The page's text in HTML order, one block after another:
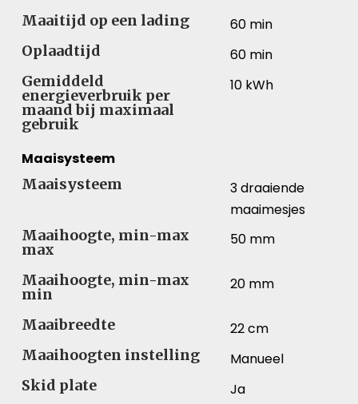
Maaitijd op een lading
60 min
Oplaadtijd
60 min
Gemiddeld
energieverbruik per
maand bij maximaal
gebruik
10 kWh
Maaisysteem
Maaisysteem
3 draaiende
maaimesjes
Maaihoogte, min-max
max
50 mm
Maaihoogte, min-max
min
20 mm
Maaibreedte
22 cm
Maaihoogten instelling
Manueel
Skid plate
Ja